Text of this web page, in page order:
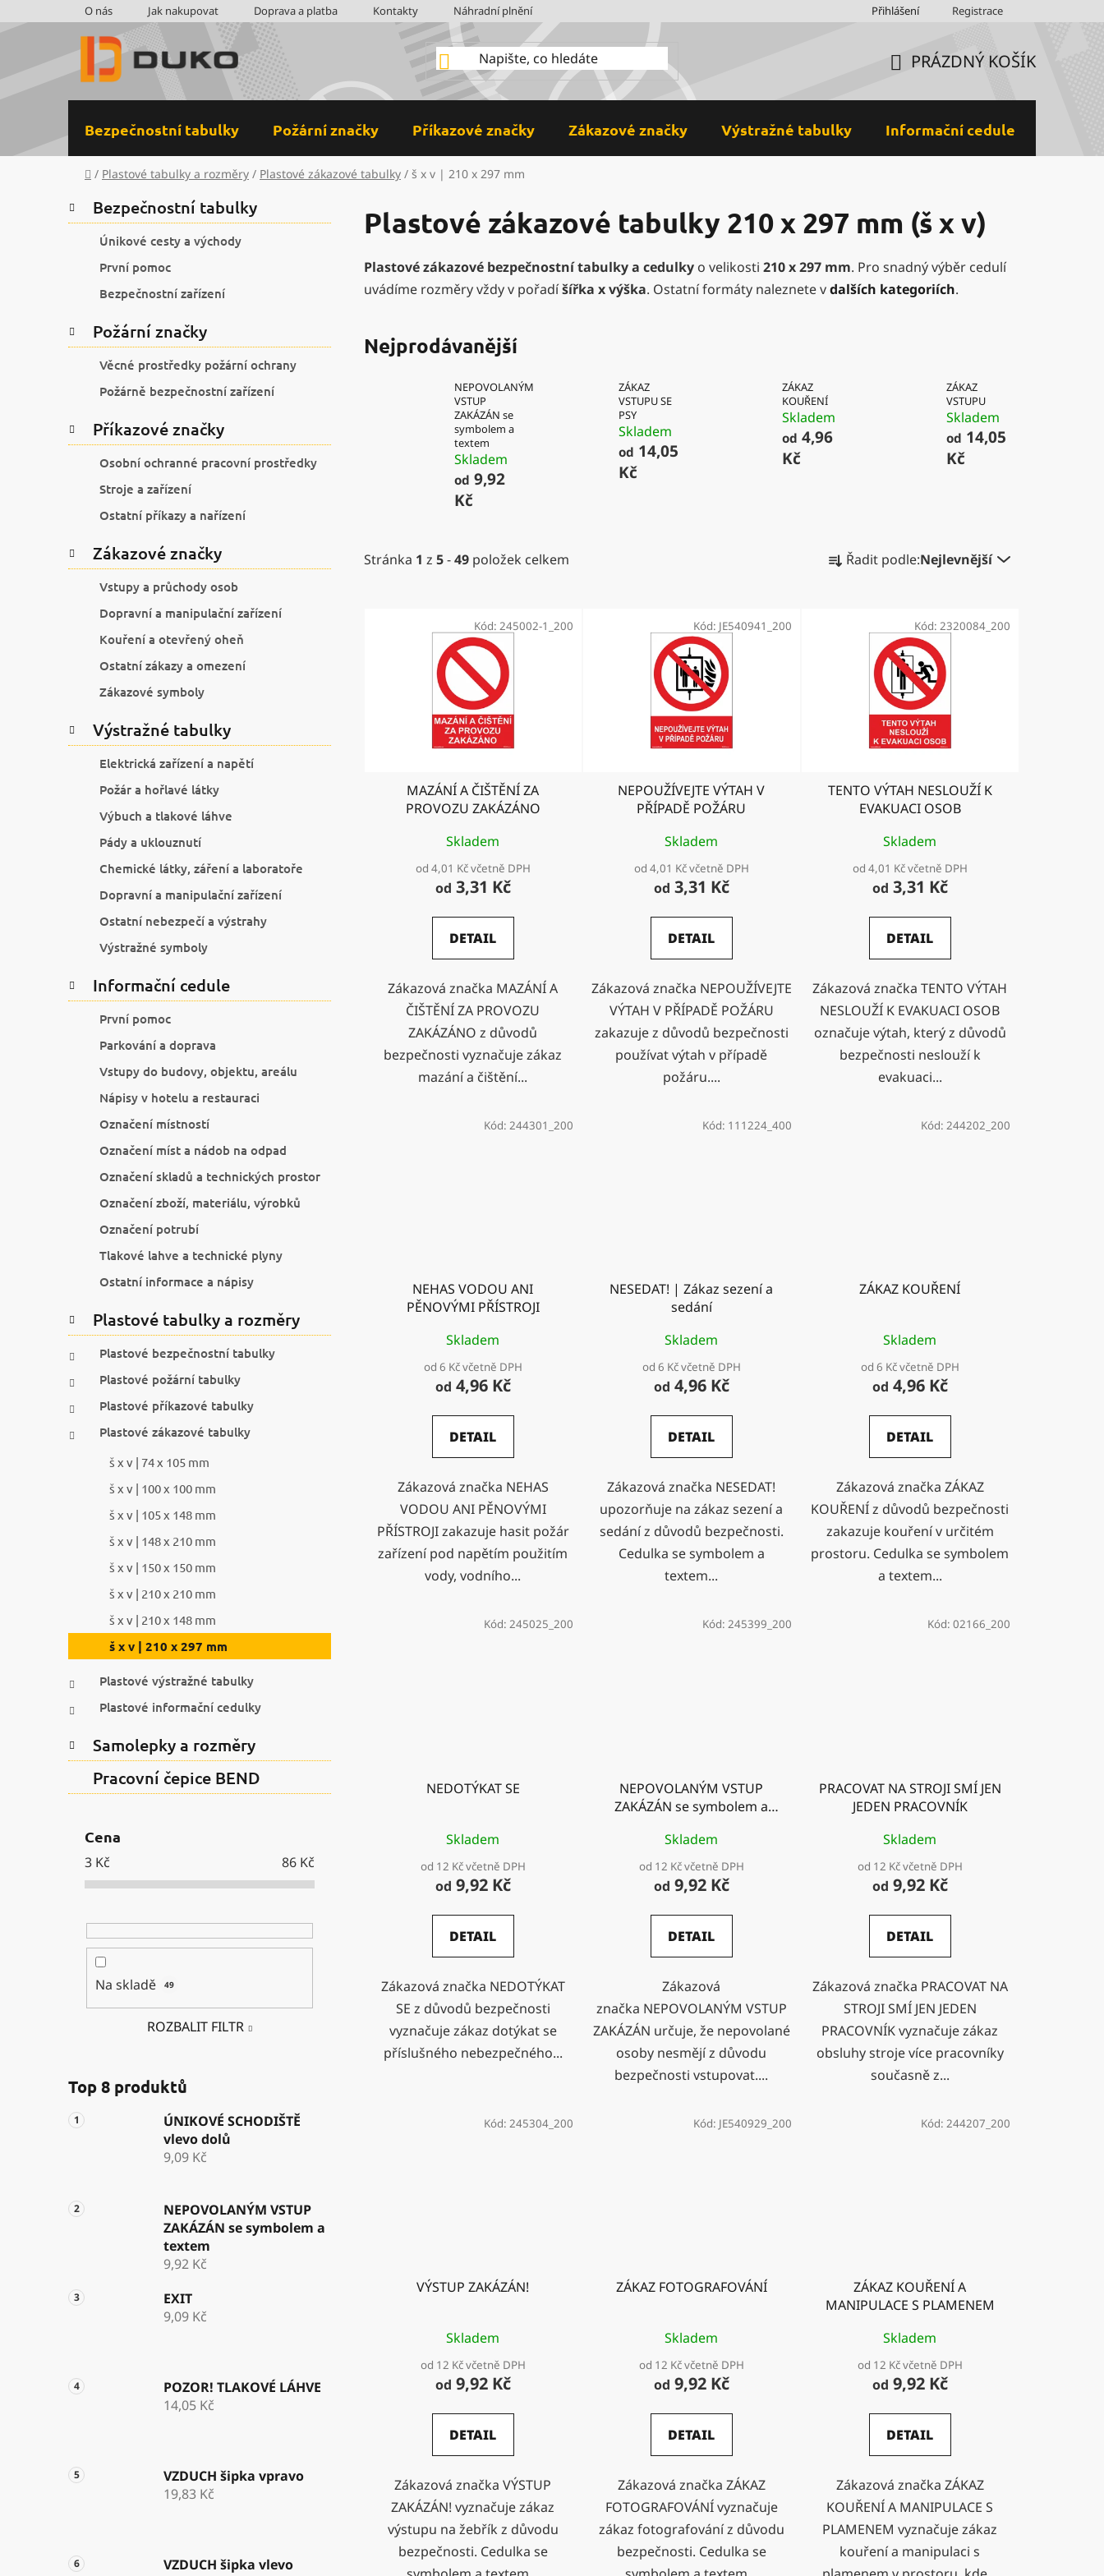
na
O nás Jak nakupovat Doprava a platba Kontakty Náhradní plnění Ochrana osobních údajů a GDPR
Přihlášení Registrace
KOŠÍK
PRÁZDNÝ KOŠÍK
Bezpečnostní tabulky Požární značky Příkazové značky Zákazové značky Výstražné tabulky Informační cedule
Domů
/ Plastové tabulky a rozměry / Plastové zákazové tabulky / š x v | 210 x 297 mm
P
o
n
n
n
Přeskočit
kategorie
K
a
i
e
Bezpečnostní tabulky
Únikové cesty a východy
První pomoc
Bezpečnostní zařízení
Požární značky
Věcné prostředky požární ochrany
Požárně bezpečnostní zařízení
Příkazové značky
Osobní ochranné pracovní prostředky
Stroje a zařízení
Ostatní příkazy a nařízení
Zákazové značky
Vstupy a průchody osob
Dopravní a manipulační zařízení
Kouření a otevřený oheň
Ostatní zákazy a omezení
Zákazové symboly
Výstražné tabulky
Elektrická zařízení a napětí
Požár a hořlavé látky
Výbuch a tlakové láhve
Pády a uklouznutí
Chemické látky, záření a laboratoře
Dopravní a manipulační zařízení
Ostatní nebezpečí a výstrahy
Výstražné symboly
Informační cedule
První pomoc
Parkování a doprava
Vstupy do budovy, objektu, areálu
Nápisy v hotelu a restauraci
Označení místností
Označení míst a nádob na odpad
Označení skladů a technických prostor
Označení zboží, materiálu, výrobků
Označení potrubí
Tlakové lahve a technické plyny
Ostatní informace a nápisy
Plastové tabulky a rozměry
Plastové bezpečnostní tabulky
Plastové požární tabulky
Plastové příkazové tabulky
Plastové zákazové tabulky
š x v | 74 x 105 mm
š x v | 100 x 100 mm
š x v | 105 x 148 mm
š x v | 148 x 210 mm
š x v | 150 x 150 mm
š x v | 210 x 210 mm
š x v | 210 x 148 mm
š x v | 210 x 297 mm
Plastové výstražné tabulky
Plastové informační cedulky
Samolepky a rozměry
Pracovní čepice BEND
Cena
3 Kč 86 Kč
Na skladě 49
ROZBALIT FILTR
Top 8 produktů
ÚNIKOVÉ SCHODIŠTĚ
vlevo dolů
9,09 Kč
NEPOVOLANÝM VSTUP
ZAKÁZÁN se symbolem a
textem
9,92 Kč
EXIT
9,09 Kč
POZOR! TLAKOVÉ LÁHVE
14,05 Kč
VZDUCH šipka vpravo
19,83 Kč
VZDUCH šipka vlevo
Plastové zákazové tabulky 210 x 297 mm (š x v)
Plastové zákazové bezpečnostní tabulky a cedulky o velikosti 210 x 297 mm. Pro snadný výběr cedulí
uvádíme rozměry vždy v pořadíšířka x výška. Ostatní formáty naleznete vdalších kategoriích.
Nejprodávanější
NEPOVOLANÝM
VSTUP
ZAKÁZÁN se
symbolem a
textem
Skladem
od 9,92
Kč
ZÁKAZ
VSTUPU SE
PSY
Skladem
od 14,05
Kč
ZÁKAZ
KOUŘENÍ
Skladem
od 4,96
Kč
ZÁKAZ
VSTUPU
Skladem
od 14,05
Kč
Stránka 1 z 5-49 položek celkem
a
k
t
Řadit podle:Nejlevnější
MAZÁNÍ A ČIŠTĚNÍ ZA
PROVOZU ZAKÁZÁNO
Skladem
od 4,01 Kč včetně DPH
od 3,31 Kč
DETAIL
Zákazová značka MAZÁNÍ A
ČIŠTĚNÍ ZA PROVOZU
ZAKÁZÁNO z důvodů
bezpečnosti vyznačuje zákaz
mazání a čištění...
Kód: 245002-1_200
NEPOUŽÍVEJTE VÝTAH V
PŘÍPADĚ POŽÁRU
Skladem
od 4,01 Kč včetně DPH
od 3,31 Kč
DETAIL
Zákazová značka NEPOUŽÍVEJTE
VÝTAH V PŘÍPADĚ POŽÁRU
zakazuje z důvodů bezpečnosti
používat výtah v případě
požáru....
Kód: JE540941_200
TENTO VÝTAH NESLOUŽÍ K
EVAKUACI OSOB
Skladem
od 4,01 Kč včetně DPH
od 3,31 Kč
DETAIL
Zákazová značka TENTO VÝTAH
NESLOUŽÍ K EVAKUACI OSOB
označuje výtah, který z důvodů
bezpečnosti neslouží k
evakuaci...
Kód: 2320084_200
NEHAS VODOU ANI
PĚNOVÝMI PŘÍSTROJI
Skladem
od 6 Kč včetně DPH
od 4,96 Kč
DETAIL
Zákazová značka NEHAS
VODOU ANI PĚNOVÝMI
PŘÍSTROJI zakazuje hasit požár
zařízení pod napětím použitím
vody, vodního...
Kód: 244301_200
NESEDAT! | Zákaz sezení a
sedání
Skladem
od 6 Kč včetně DPH
od 4,96 Kč
DETAIL
Zákazová značka NESEDAT!
upozorňuje na zákaz sezení a
sedání z důvodů bezpečnosti.
Cedulka se symbolem a
textem...
Kód: 111224_400
ZÁKAZ KOUŘENÍ
Skladem
od 6 Kč včetně DPH
od 4,96 Kč
DETAIL
Zákazová značka ZÁKAZ
KOUŘENÍ z důvodů bezpečnosti
zakazuje kouření v určitém
prostoru. Cedulka se symbolem
a textem...
Kód: 244202_200
NEDOTÝKAT SE
Skladem
od 12 Kč včetně DPH
od 9,92 Kč
DETAIL
Zákazová značka NEDOTÝKAT
SE z důvodů bezpečnosti
vyznačuje zákaz dotýkat se
příslušného nebezpečného...
Kód: 245025_200
NEPOVOLANÝM VSTUP
ZAKÁZÁN se symbolem a
Skladem
od 12 Kč včetně DPH
od 9,92 Kč
DETAIL
Zákazová
značka NEPOVOLANÝM VSTUP
ZAKÁZÁN určuje, že nepovolané
osoby nesmějí z důvodu
bezpečnosti vstupovat....
Kód: 245399_200
PRACOVAT NA STROJI SMÍ JEN
JEDEN PRACOVNÍK
Skladem
od 12 Kč včetně DPH
od 9,92 Kč
DETAIL
Zákazová značka PRACOVAT NA
STROJI SMÍ JEN JEDEN
PRACOVNÍK vyznačuje zákaz
obsluhy stroje více pracovníky
současně z...
Kód: 02166_200
VÝSTUP ZAKÁZÁN!
Skladem
od 12 Kč včetně DPH
od 9,92 Kč
DETAIL
Zákazová značka VÝSTUP
ZAKÁZÁN! vyznačuje zákaz
výstupu na žebřík z důvodu
bezpečnosti. Cedulka se
Kód: 245304_200
ZÁKAZ FOTOGRAFOVÁNÍ
Skladem
od 12 Kč včetně DPH
od 9,92 Kč
DETAIL
Zákazová značka ZÁKAZ
FOTOGRAFOVÁNÍ vyznačuje
zákaz fotografování z důvodu
bezpečnosti. Cedulka se
Kód: JE540929_200
ZÁKAZ KOUŘENÍ A
MANIPULACE S PLAMENEM
Skladem
od 12 Kč včetně DPH
od 9,92 Kč
DETAIL
Zákazová značka ZÁKAZ
KOUŘENÍ A MANIPULACE S
PLAMENEM vyznačuje zákaz
kouření a manipulaci s
Kód: 244207_200